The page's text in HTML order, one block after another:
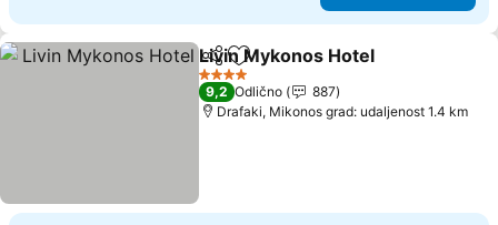
Deli Dodati u favorite
Livin Mykonos Hotel
4 Zvezdice
9,2 Odlično
887
Drafaki, Mikonos grad: udaljenost 1.4 km